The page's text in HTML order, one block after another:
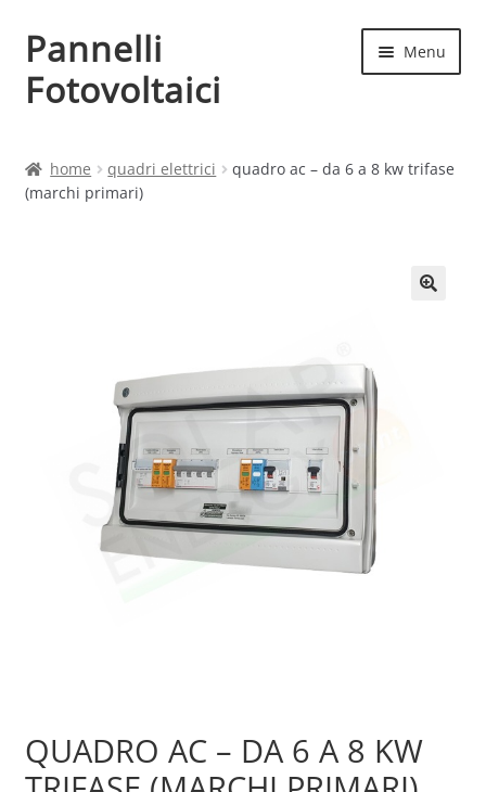
Vai
alla
navigazione
Vai
al
contenuto
Pannelli
Fotovoltaici
Menu
Cart
Sample Page
home quadri elettrici
quadro ac – da 6 a 8 kw trifase
(marchi primari)
QUADRO AC – DA 6 A 8 KW